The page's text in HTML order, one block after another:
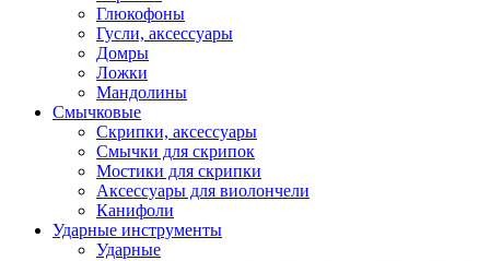
Глюкофоны
Гусли, аксессуары
Домры
Ложки
Мандолины
Смычковые
Скрипки, аксессуары
Смычки для скрипок
Мостики для скрипки
Аксессуары для виолончели
Канифоли
Ударные инструменты
Ударные